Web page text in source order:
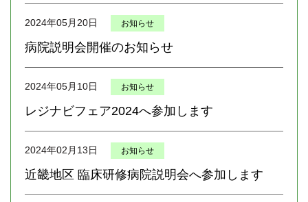
2024年05月20日 お知らせ
病院説明会開催のお知らせ
2024年05月10日 お知らせ
レジナビフェア2024へ参加します
2024年02月13日 お知らせ
近畿地区 臨床研修病院説明会へ参加します